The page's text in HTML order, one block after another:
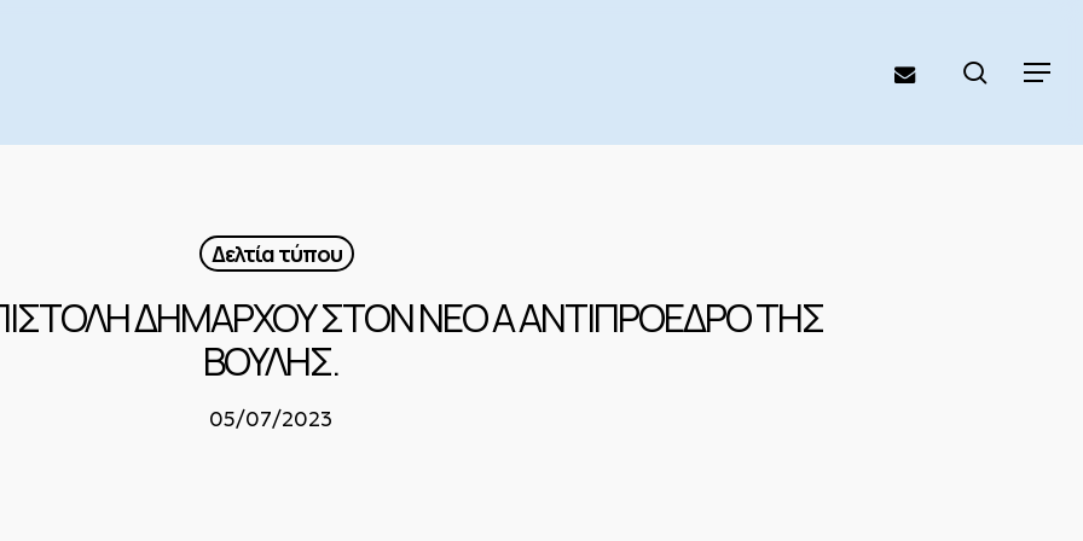
Menu
email search
Δελτία τύπου
ΔΗΜΑΡΧΟΥ ΣΤΟΝ ΝΕΟ Α ΑΝΤΙΠΡΟΕΔΡΟ ΤΗΣ
ΒΟΥΛΗΣ.
05/07/2023